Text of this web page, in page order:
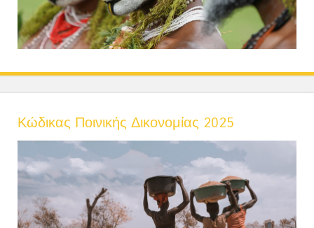
Κώδικας Ποινικής Δικονομίας 2025